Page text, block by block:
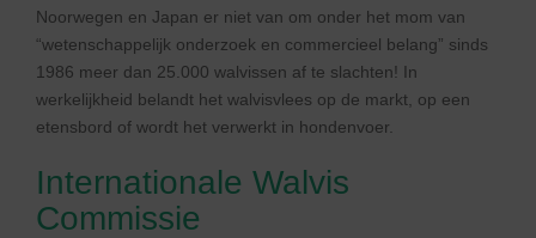
Noorwegen en Japan er niet van om onder het mom van
“wetenschappelijk onderzoek en commercieel belang” sinds
1986 meer dan 25.000 walvissen af te slachten! In
werkelijkheid belandt het walvisvlees op de markt, op een
etensbord of wordt het verwerkt in hondenvoer.
Internationale Walvis
Commissie